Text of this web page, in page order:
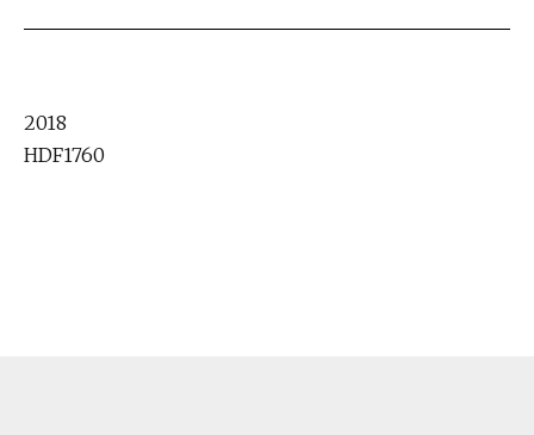
2018
HDF1760